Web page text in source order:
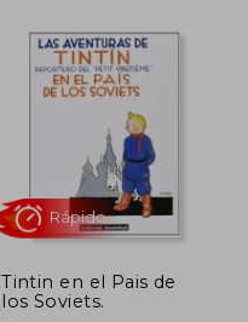
Rápido
Tintin en el Pais de
los Soviets.